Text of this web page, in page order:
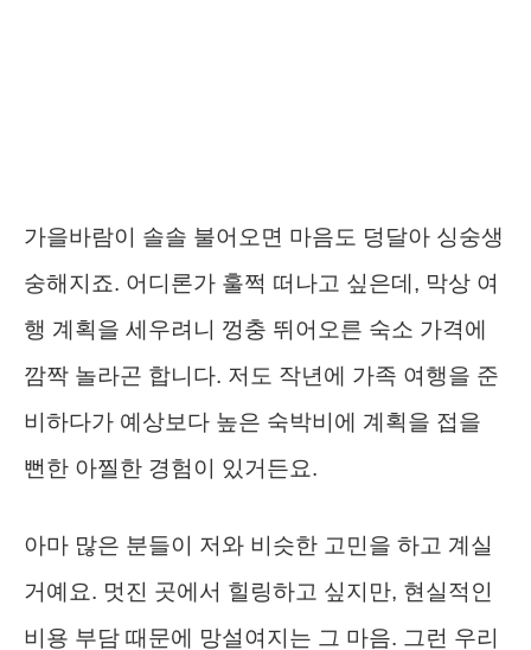
가을바람이 솔솔 불어오면 마음도 덩달아 싱숭생
숭해지죠. 어디론가 훌쩍 떠나고 싶은데, 막상 여
행 계획을 세우려니 껑충 뛰어오른 숙소 가격에
깜짝 놀라곤 합니다. 저도 작년에 가족 여행을 준
비하다가 예상보다 높은 숙박비에 계획을 접을
뻔한 아찔한 경험이 있거든요.
아마 많은 분들이 저와 비슷한 고민을 하고 계실
거예요. 멋진 곳에서 힐링하고 싶지만, 현실적인
비용 부담 때문에 망설여지는 그 마음. 그런 우리